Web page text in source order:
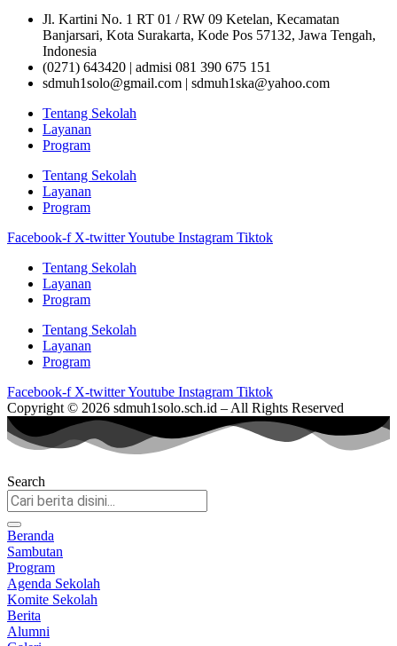
Jl. Kartini No. 1 RT 01 / RW 09 Ketelan, Kecamatan
Banjarsari, Kota Surakarta, Kode Pos 57132, Jawa Tengah,
Indonesia
(0271) 643420 | admisi 081 390 675 151
sdmuh1solo@gmail.com | sdmuh1ska@yahoo.com
Tentang Sekolah
Layanan
Program
Tentang Sekolah
Layanan
Program
Facebook-f X-twitterYoutube Instagram Tiktok
Tentang Sekolah
Layanan
Program
Tentang Sekolah
Layanan
Program
Facebook-f X-twitterYoutube Instagram Tiktok
Copyright © 2026 sdmuh1solo.sch.id – All Rights Reserved
Search
Beranda
Sambutan
Program
Agenda Sekolah
Komite Sekolah
Berita
Alumni